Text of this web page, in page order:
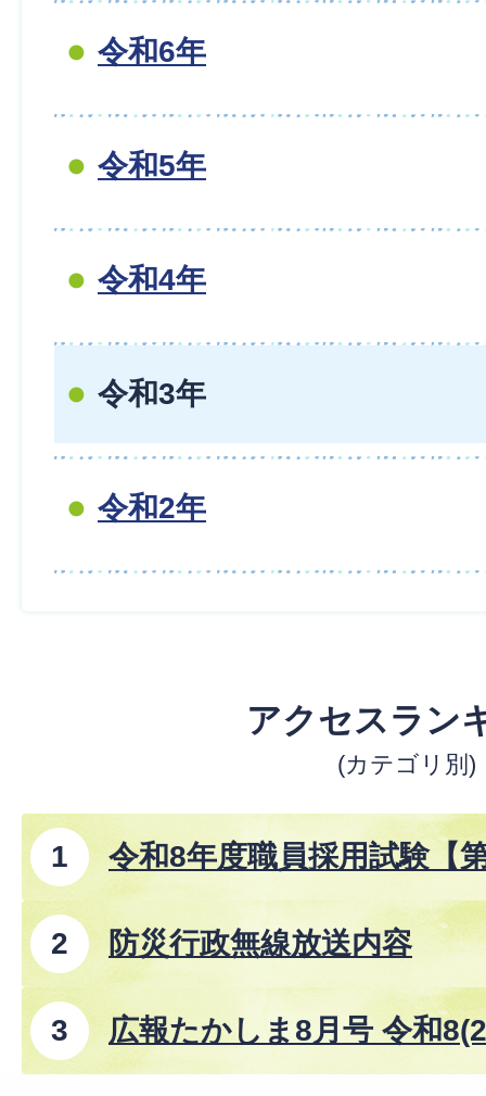
令和6年
令和5年
令和4年
令和3年
令和2年
アクセスラン
(カテゴリ別)
令和8年度職員採用試験【
防災行政無線放送内容
広報たかしま8月号 令和